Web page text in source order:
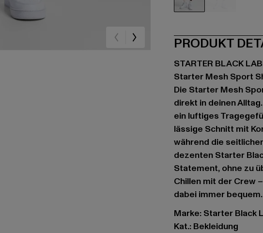
PRODUKT
STARTER BLACK
Starter Mesh Sport
Die Starter Mesh
direkt in deinen
ein luftiges
lässige Schnitt mit
während die
dezenten Starter
Statement, ohne zu
Chillen mit der Crew
dabei immer bequem.
Marke: Starter Black
Kat.: Bekleidung